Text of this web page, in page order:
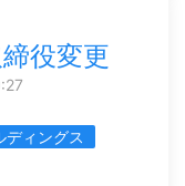
役変更
ディングス